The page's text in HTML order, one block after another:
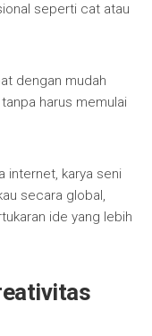
seperti cat atau
dengan mudah
harus memulai
internet, karya seni
secara global,
ide yang lebih